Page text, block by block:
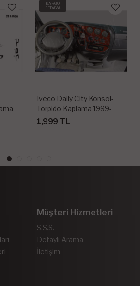
KARGO
BEDAVA
Iveco Daily City Konsol-
Torpido Kaplama 1999-
2007 8 Parça
1,999 TL
Müşteri Hizmetleri
S.S.S.
Detaylı Arama
İletişim